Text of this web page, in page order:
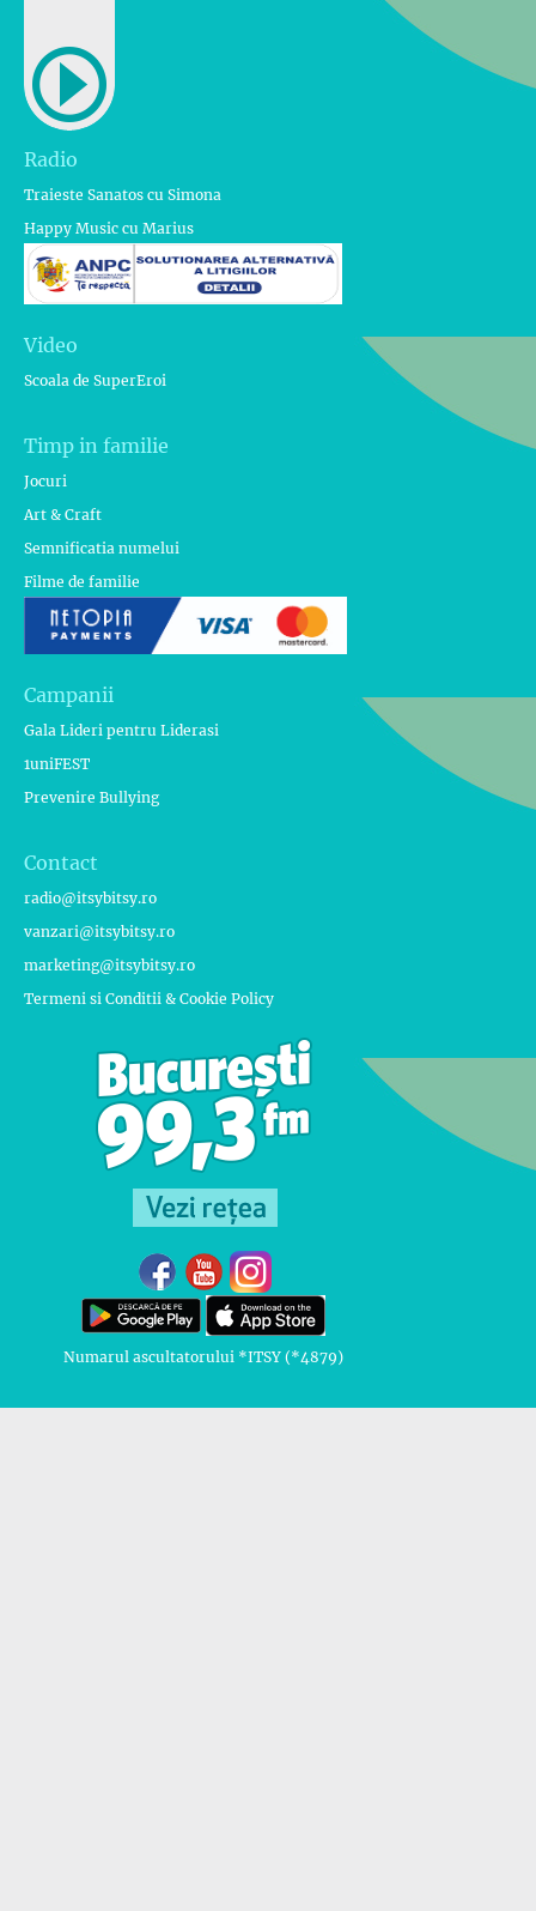
Radio
Traieste Sanatos cu Simona
Happy Music cu Marius
Video
Scoala de SuperEroi
Timp in familie
Jocuri
Art & Craft
Semnificatia numelui
Filme de familie
Campanii
Gala Lideri pentru Liderasi
1uniFEST
Prevenire Bullying
Contact
radio@itsybitsy.ro
vanzari@itsybitsy.ro
marketing@itsybitsy.ro
Termeni si Conditii & Cookie Policy
Numarul ascultatorului *ITSY (*4879)